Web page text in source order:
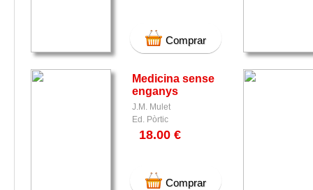
Comprar
Medicina sense
enganys
J.M. Mulet
Ed. Pòrtic
18.00 €
Comprar